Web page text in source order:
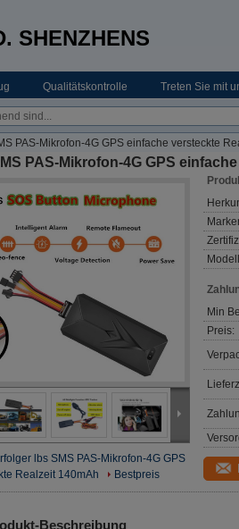
SHENZHENS
Qualitätskontrolle Treten Sie mit
PAS-Mikrofon-4G GPS einfache versteckte
PAS-Mikrofon-4G GPS
lbs SMS PAS-Mikrofon-4G GPS
Realzeit 140mAh
Bestpreis
Min
Preis:
Beschreibung